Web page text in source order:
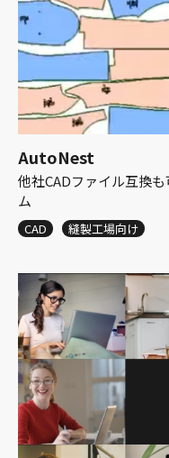
AutoNest
他社CADファイル互換
ム
CAD 縫製工場向け